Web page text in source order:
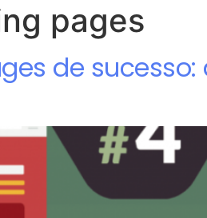
pages
de